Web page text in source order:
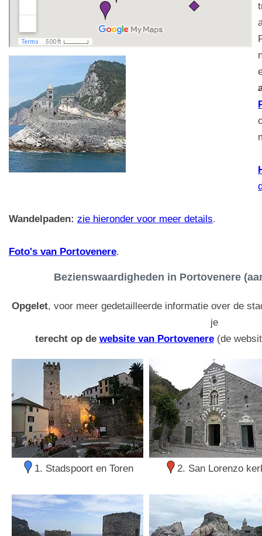
Wandelpaden: zie hieronder voor meer details.
Foto's van Portovenere.
Bezienswaardigheden in Portovenere
Opgelet, voor meer gedetailleerde informatie over de
je
terecht op de website van Portovenere(de
1. Stadspoort en Toren 2. San Lorenzo